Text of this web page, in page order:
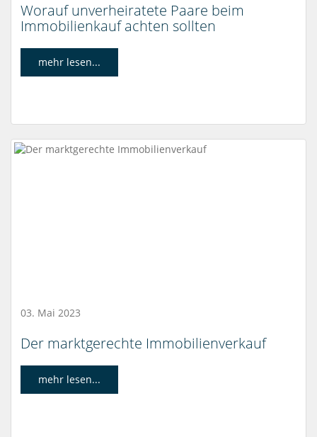
Worauf unverheiratete Paare beim
Immobilienkauf achten sollten
mehr lesen...
03. Mai 2023
Der marktgerechte Immobilienverkauf
mehr lesen...